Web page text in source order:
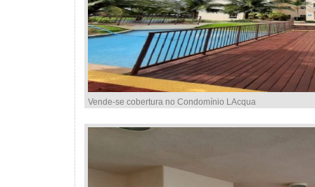
Vende-se cobertura no Condomínio LAcqua